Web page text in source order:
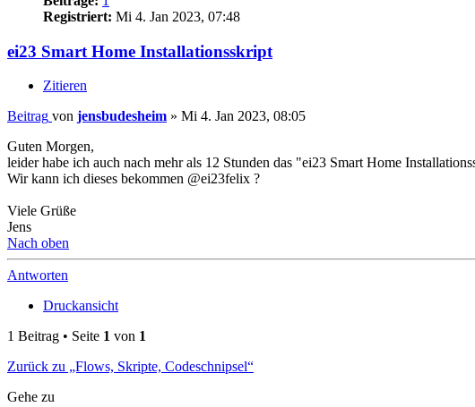
Registriert: Mi 4. Jan 2023, 07:48
ei23 Smart Home Installationsskript
Zitieren
Beitrag von jensbudesheim » Mi 4. Jan 2023, 08:05
Guten Morgen,
leider habe ich auch nach mehr als 12 Stunden das "ei23 Smart Home
Wir kann ich dieses bekommen @ei23felix ?
Viele Grüße
Jens
Nach oben
Antworten
Druckansicht
1 Beitrag • Seite 1 von 1
Zurück zu „Flows, Skripte, Codeschnipsel“
Gehe zu